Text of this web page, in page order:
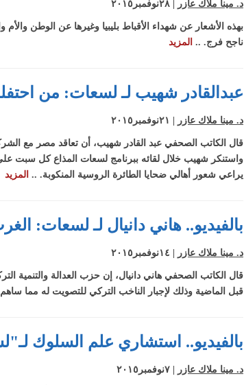
الإعلام يبعد الناس عن
السياحة بشرم الشيخ
بالفيديو والصور..
ماجد الراهب يعرض
والكنائس الاثرية
جراء السيول
د. مينا ملاك عازر
بهذه الأشعار عن شهداء الأقباط بليبيا وغيرها عن الوطن
ناجح فرج. .. المزيد
عبدالقادر شهيب لـ لسعات: من
د. مينا ملاك عازر
قال الكاتب الصحفي عبد القادر شهيب، أن تعاقد مصر مع
واستنكر شهيب خلال لقائه ببرنامج لسعات المذاع كل سبت
يراعي شعور أهالي ضحايا الطائرة الروسية المنكوبة. .. المزيد
بالفيديو.. هاني دانيال لـ لسعات:
د. مينا ملاك عازر
قال الكاتب الصحفي هاني دانيال، إن حزب العدالة والتنمية
قبل الماضية وذلك لإجبار الناخب التركي للتصويت له مما ساهم في ارتفاع عدد المقاعد
بالفيديو.. استشاري علم السلوك
د. مينا ملاك عازر